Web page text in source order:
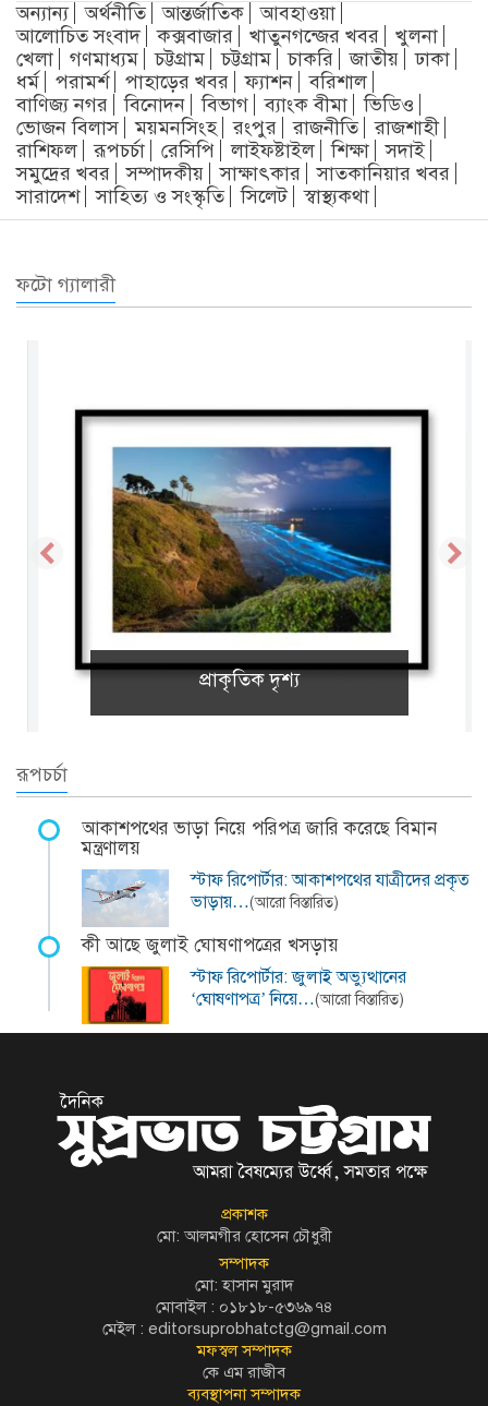
অন্যান্য অর্থনীতি আন্তর্জাতিক
আবহাওয়া
আলোচিত সংবাদ
কক্সবাজার খাতুনগন্জের খবর
খুলনা
খেলা
গণমাধ্যম চট্টগ্রাম চট্টগ্রাম চাকরি জাতীয়
ঢাকা
ধর্ম
পরামর্শ পাহাড়ের খবর ফ্যাশন
বরিশাল
বাণিজ্য নগর
বিনোদন বিভাগ ব্যাংক বীমা
ভিডিও
ভোজন বিলাস
ময়মনসিংহ রংপুর রাজনীতি
রাজশাহী
রাশিফল
রূপচর্চা রেসিপি লাইফষ্টাইল শিক্ষা
সদাই
সমুদ্রের খবর
সম্পাদকীয় সাক্ষাৎকার
সাতকানিয়ার খবর
সারাদেশ
সাহিত্য ও সংস্কৃতি সিলেট স্বাস্থ্যকথা
ফটো গ্যালারী
প্রাকৃতিক দৃশ্য
রূপচর্চা
আকাশপথের ভাড়া নিয়ে পরিপত্র জারি করেছে বিমান
মন্ত্রণালয়
স্টাফ রিপোর্টার: আকাশপথের যাত্রীদের প্রকৃত
ভাড়ায়…(আরো বিস্তারিত)
কী আছে জুলাই ঘোষণাপত্রের খসড়ায়
স্টাফ রিপোর্টার: জুলাই অভ্যুত্থানের
‘ঘোষণাপত্র’ নিয়ে…(আরো বিস্তারিত)
প্রকাশক
মো: আলমগীর হোসেন চৌধুরী
সম্পাদক
মো: হাসান মুরাদ
মোবাইল : ০১৮১৮-৫৩৬৯৭৪
মেইল : editorsuprobhatctg@gmail.com
মফস্বল সম্পাদক
কে এম রাজীব
ব্যবস্থাপনা সম্পাদক